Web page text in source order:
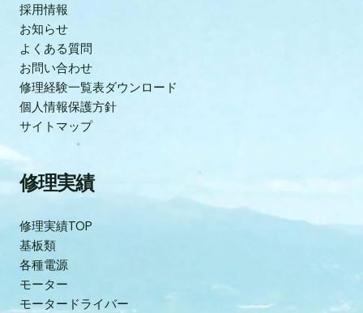
採用情報
お知らせ
よくある質問
お問い合わせ
修理経験一覧表ダウンロード
個人情報保護方針
サイトマップ
修理実績
修理実績TOP
基板類
各種電源
モーター
モータードライバー